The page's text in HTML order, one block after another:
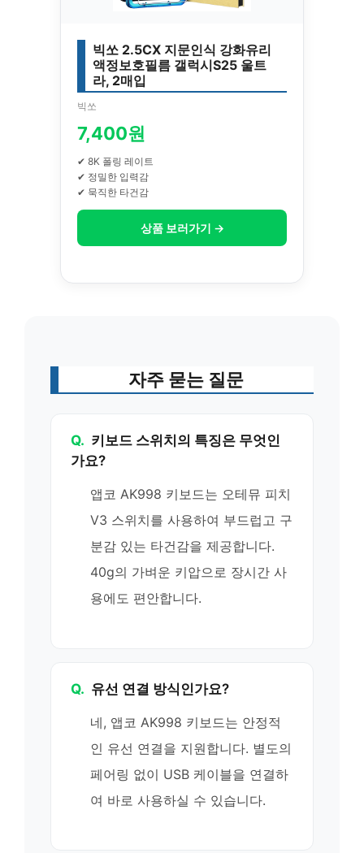
빅쏘 2.5CX 지문인식 강화유리
액정보호필름 갤럭시S25 울트
라, 2매입
빅쏘
7,400원
✔ 8K 폴링 레이트
✔ 정밀한 입력감
✔ 묵직한 타건감
상품 보러가기 →
자주 묻는 질문
Q. 키보드 스위치의 특징은 무엇인
가요?
앱코 AK998 키보드는 오테뮤 피치
V3 스위치를 사용하여 부드럽고 구
분감 있는 타건감을 제공합니다.
40g의 가벼운 키압으로 장시간 사
용에도 편안합니다.
Q. 유선 연결 방식인가요?
네, 앱코 AK998 키보드는 안정적
인 유선 연결을 지원합니다. 별도의
페어링 없이 USB 케이블을 연결하
여 바로 사용하실 수 있습니다.